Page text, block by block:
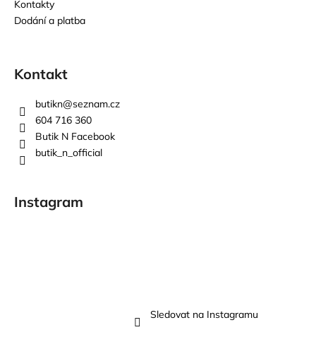
Kontakty
Dodání a platba
Kontakt
butikn@seznam.cz
604 716 360
Butik N Facebook
butik_n_official
Instagram
Sledovat na Instagramu